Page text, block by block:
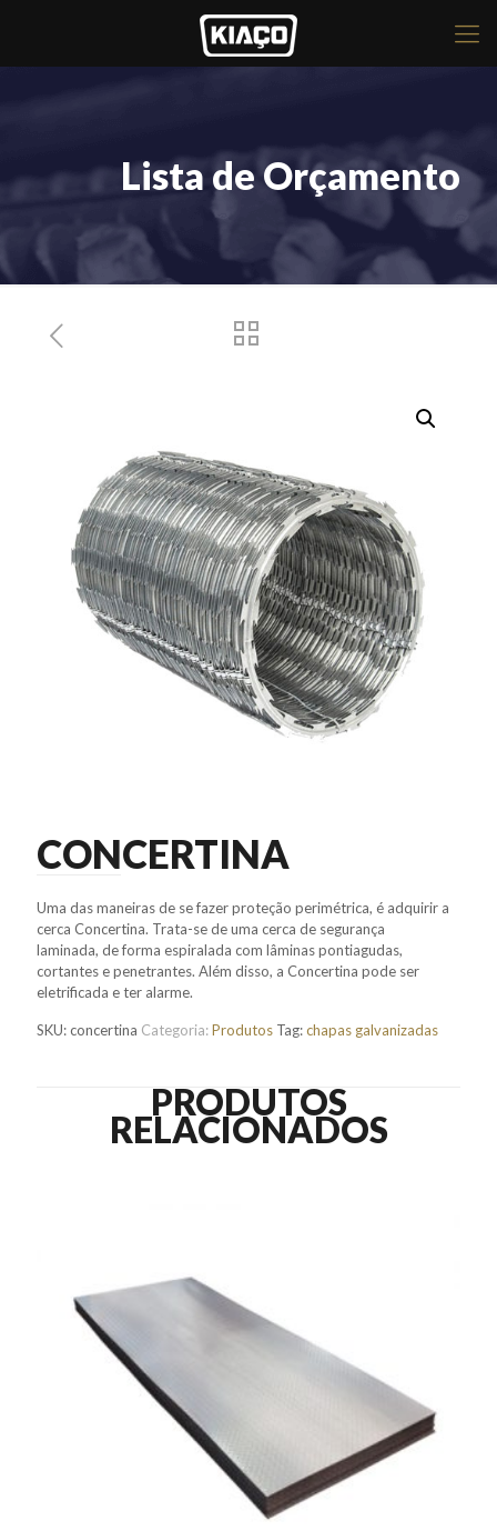
Lista de Orçamento
CONCERTINA
Uma das maneiras de se fazer proteção perimétrica, é adquirir a
cerca Concertina. Trata-se de uma cerca de segurança
laminada, de forma espiralada com lâminas pontiagudas,
cortantes e penetrantes. Além disso, a Concertina pode ser
eletrificada e ter alarme.
SKU:concertina Categoria:Produtos Tag:chapas galvanizadas
PRODUTOS
RELACIONADOS